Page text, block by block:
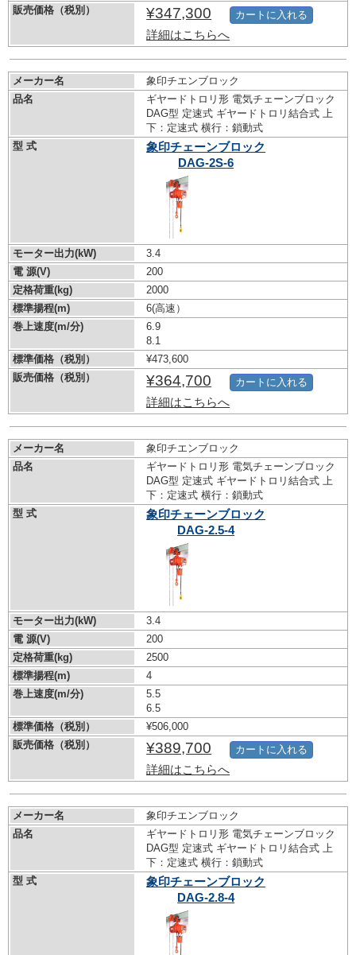
販売価格（税別） ¥347,300
詳細はこちらへ
カートに入れる
メーカー名
象印チエンブロック
品名
ギヤードトロリ形 電気チェーンブロック
DAG型 定速式 ギヤードトロリ結合式 上
下：定速式 横行：鎖動式
型 式
象印チェーンブロック
DAG-2S-6
モーター出力(kW)
3.4
電 源(V)
200
定格荷重(kg)
2000
標準揚程(m)
6(高速）
巻上速度(m/分)
6.9
8.1
標準価格（税別）
¥473,600
販売価格（税別）
¥364,700
詳細はこちらへ
カートに入れる
メーカー名
象印チエンブロック
品名
ギヤードトロリ形 電気チェーンブロック
DAG型 定速式 ギヤードトロリ結合式 上
下：定速式 横行：鎖動式
型 式
象印チェーンブロック
DAG-2.5-4
モーター出力(kW)
3.4
電 源(V)
200
定格荷重(kg)
2500
標準揚程(m)
4
巻上速度(m/分)
5.5
6.5
標準価格（税別）
¥506,000
販売価格（税別）
¥389,700
詳細はこちらへ
カートに入れる
メーカー名
象印チエンブロック
品名
ギヤードトロリ形 電気チェーンブロック
DAG型 定速式 ギヤードトロリ結合式 上
下：定速式 横行：鎖動式
型 式
象印チェーンブロック
DAG-2.8-4